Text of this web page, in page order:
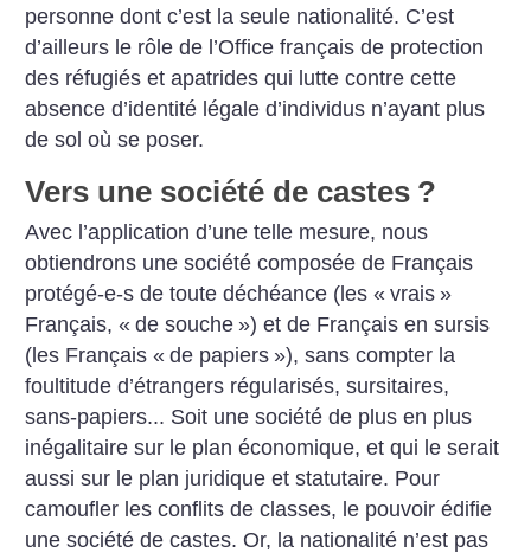
personne dont c’est la seule nationalité. C’est
d’ailleurs le rôle de l’Office français de protection
des réfugiés et apatrides qui lutte contre cette
absence d’identité légale d’individus n’ayant plus
de sol où se poser.
Vers une société de castes ?
Avec l’application d’une telle mesure, nous
obtiendrons une société composée de Français
protégé-e-s de toute déchéance (les « vrais »
Français, « de souche ») et de Français en sursis
(les Français « de papiers »), sans compter la
foultitude d’étrangers régularisés, sursitaires,
sans-papiers... Soit une société de plus en plus
inégalitaire sur le plan économique, et qui le serait
aussi sur le plan juridique et statutaire. Pour
camoufler les conflits de classes, le pouvoir édifie
une société de castes. Or, la nationalité n’est pas